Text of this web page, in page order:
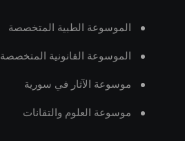
الموسوعة الطبية المتخصصة
الموسوعة القانونية المتخصصة
موسوعة الآثار في سورية
موسوعة العلوم والتقانات